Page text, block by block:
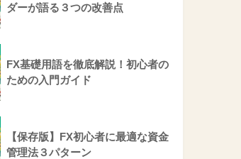
ダーが語る３つの改善点
FX基礎用語を徹底解説！初心者の
ための入門ガイド
【保存版】FX初心者に最適な資金
管理法３パターン